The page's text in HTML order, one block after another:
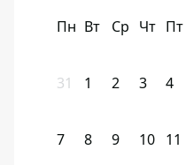
Пн Вт Ср Чт Пт
31 1 2 3 4
7 8 9 10 11